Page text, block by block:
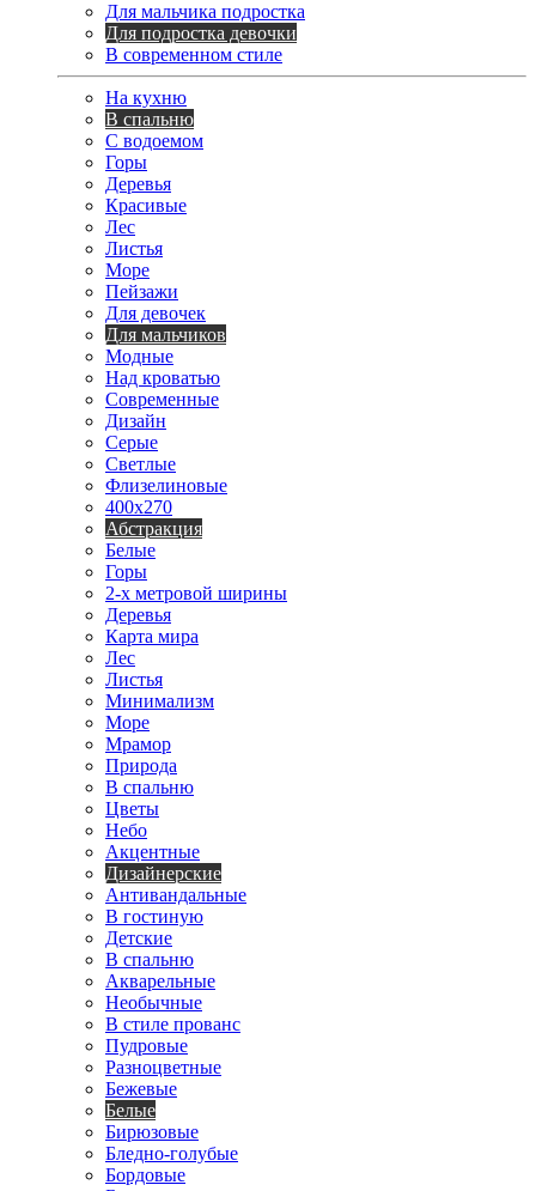
Для мальчика подростка
Для подростка девочки
В современном стиле
На кухню
В спальню
С водоемом
Горы
Деревья
Красивые
Лес
Листья
Море
Пейзажи
Для девочек
Для мальчиков
Модные
Над кроватью
Современные
Дизайн
Серые
Светлые
Флизелиновые
400х270
Абстракция
Белые
Горы
2-х метровой ширины
Деревья
Карта мира
Лес
Листья
Минимализм
Море
Мрамор
Природа
В спальню
Цветы
Небо
Акцентные
Дизайнерские
Антивандальные
В гостиную
Детские
В спальню
Акварельные
Необычные
В стиле прованс
Пудровые
Разноцветные
Бежевые
Белые
Бирюзовые
Бледно-голубые
Бордовые